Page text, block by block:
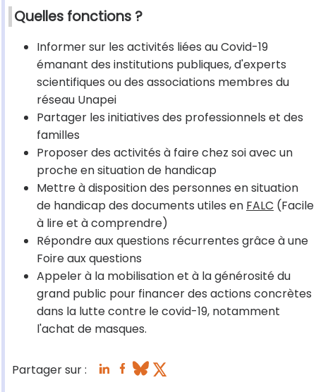
Quelles fonctions ?
Informer sur les activités liées au Covid-19
émanant des institutions publiques, d'experts
scientifiques ou des associations membres du
réseau Unapei
Partager les initiatives des professionnels et des
familles
Proposer des activités à faire chez soi avec un
proche en situation de handicap
Mettre à disposition des personnes en situation
de handicap des documents utiles en FALC (Facile
à lire et à comprendre)
Répondre aux questions récurrentes grâce à une
Foire aux questions
Appeler à la mobilisation et à la générosité du
grand public pour financer des actions concrètes
dans la lutte contre le covid-19, notamment
l'achat de masques.
Partager sur :